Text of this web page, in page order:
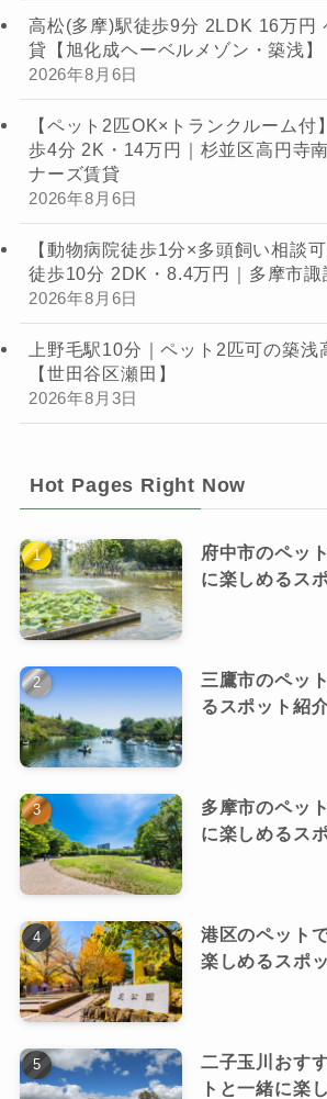
高松(多摩)駅徒歩9分 2LDK 16万円
貸【旭化成ヘーベルメゾン・築浅
2026年8月6日
【ペット2匹OK×トランクルーム付
歩4分 2K・14万円｜杉並区高円寺
ナーズ賃貸
2026年8月6日
【動物病院徒歩1分×多頭飼い相談
徒歩10分 2DK・8.4万円｜多摩市諏
2026年8月6日
上野毛駅10分｜ペット2匹可の築浅
【世田谷区瀬田】
2026年8月3日
Hot Pages Right Now
府中市のペッ
に楽しめるス
三鷹市のペッ
るスポット紹
多摩市のペッ
に楽しめるス
港区のペット
楽しめるスポ
二子玉川おす
トと一緒に楽